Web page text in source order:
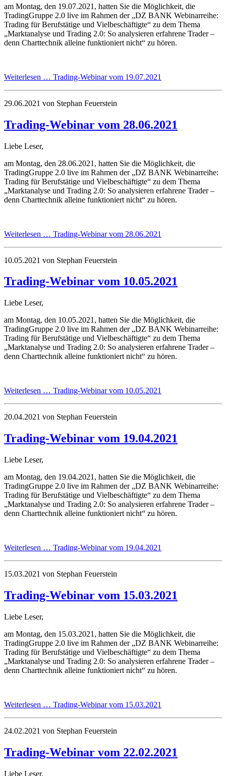
am Montag, den 19.07.2021, hatten Sie die Möglichkeit, die
TradingGruppe 2.0 live im Rahmen der „DZ BANK Webinarreihe:
Trading für Berufstätige und Vielbeschäftigte“ zu dem Thema
„Marktanalyse und Trading 2.0: So analysieren erfahrene Trader –
denn Charttechnik alleine funktioniert nicht“ zu hören.
Weiterlesen … Trading-Webinar vom 19.07.2021
29.06.2021 von Stephan Feuerstein
Trading-Webinar vom 28.06.2021
Liebe Leser,
am Montag, den 28.06.2021, hatten Sie die Möglichkeit, die
TradingGruppe 2.0 live im Rahmen der „DZ BANK Webinarreihe:
Trading für Berufstätige und Vielbeschäftigte“ zu dem Thema
„Marktanalyse und Trading 2.0: So analysieren erfahrene Trader –
denn Charttechnik alleine funktioniert nicht“ zu hören.
Weiterlesen … Trading-Webinar vom 28.06.2021
10.05.2021 von Stephan Feuerstein
Trading-Webinar vom 10.05.2021
Liebe Leser,
am Montag, den 10.05.2021, hatten Sie die Möglichkeit, die
TradingGruppe 2.0 live im Rahmen der „DZ BANK Webinarreihe:
Trading für Berufstätige und Vielbeschäftigte“ zu dem Thema
„Marktanalyse und Trading 2.0: So analysieren erfahrene Trader –
denn Charttechnik alleine funktioniert nicht“ zu hören.
Weiterlesen … Trading-Webinar vom 10.05.2021
20.04.2021 von Stephan Feuerstein
Trading-Webinar vom 19.04.2021
Liebe Leser,
am Montag, den 19.04.2021, hatten Sie die Möglichkeit, die
TradingGruppe 2.0 live im Rahmen der „DZ BANK Webinarreihe:
Trading für Berufstätige und Vielbeschäftigte“ zu dem Thema
„Marktanalyse und Trading 2.0: So analysieren erfahrene Trader –
denn Charttechnik alleine funktioniert nicht“ zu hören.
Weiterlesen … Trading-Webinar vom 19.04.2021
15.03.2021 von Stephan Feuerstein
Trading-Webinar vom 15.03.2021
Liebe Leser,
am Montag, den 15.03.2021, hatten Sie die Möglichkeit, die
TradingGruppe 2.0 live im Rahmen der „DZ BANK Webinarreihe:
Trading für Berufstätige und Vielbeschäftigte“ zu dem Thema
„Marktanalyse und Trading 2.0: So analysieren erfahrene Trader –
denn Charttechnik alleine funktioniert nicht“ zu hören.
Weiterlesen … Trading-Webinar vom 15.03.2021
24.02.2021 von Stephan Feuerstein
Trading-Webinar vom 22.02.2021
Liebe Leser,